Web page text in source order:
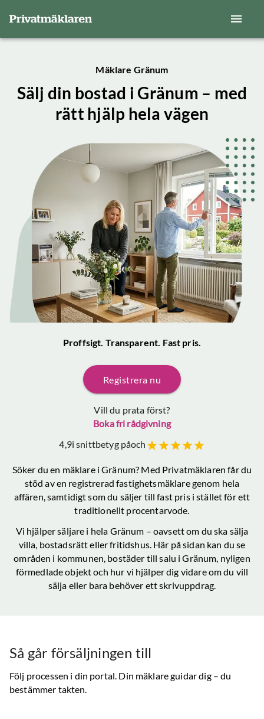
Mäklare Gränum
Sälj din bostad i Gränum – med
rätt hjälp hela vägen
Proffsigt. Transparent. Fast pris.
Registrera nu
Vill du prata först?
Boka fri rådgivning
4,9i snittbetyg påoch
Söker du en mäklare i Gränum? Med Privatmäklaren får du
stöd av en registrerad fastighetsmäklare genom hela
affären, samtidigt som du säljer till fast pris i stället för ett
traditionellt procentarvode.
Vi hjälper säljare i hela Gränum – oavsett om du ska sälja
villa, bostadsrätt eller fritidshus. Här på sidan kan du se
områden i kommunen, bostäder till salu i Gränum, nyligen
förmedlade objekt och hur vi hjälper dig vidare om du vill
sälja eller bara behöver ett skrivuppdrag.
Så går försäljningen till
Följ processen i din portal. Din mäklare guidar dig – du
bestämmer takten.